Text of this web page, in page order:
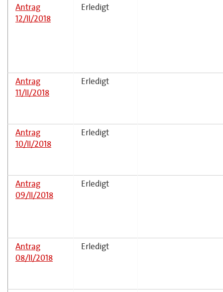
Antrag
12/II/2018
Erledigt
Antrag
11/II/2018
Erledigt
Antrag
10/II/2018
Erledigt
Antrag
09/II/2018
Erledigt
Antrag
08/II/2018
Erledigt